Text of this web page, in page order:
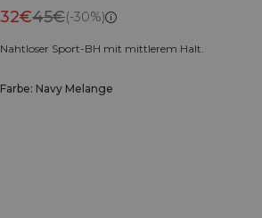
32€45€(-30%)
Nahtloser Sport-BH mit mittlerem Halt.
Farbe: Navy Melange